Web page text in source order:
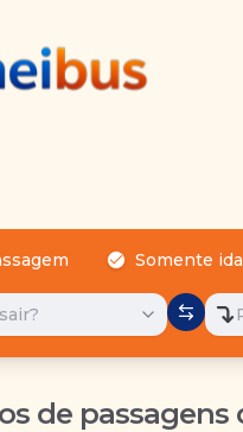
Somente ida
de passagens